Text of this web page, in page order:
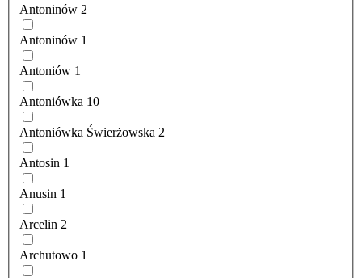
Antoninów 2
Antoninów 1
Antoniów 1
Antoniówka 10
Antoniówka Świerżowska 2
Antosin 1
Anusin 1
Arcelin 2
Archutowo 1